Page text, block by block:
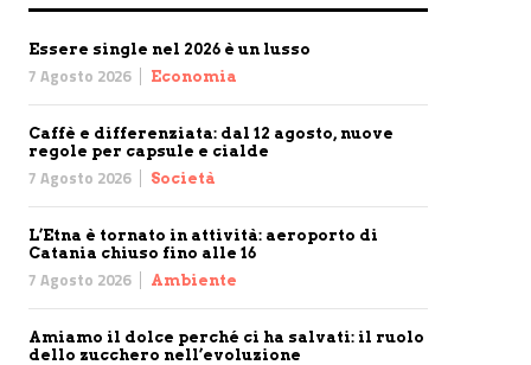
Essere single nel 2026 è un lusso
7 Agosto 2026 Economia
Caffè e differenziata: dal 12 agosto, nuove
regole per capsule e cialde
7 Agosto 2026 Società
L’Etna è tornato in attività: aeroporto di
Catania chiuso fino alle 16
7 Agosto 2026 Ambiente
Amiamo il dolce perché ci ha salvati: il ruolo
dello zucchero nell’evoluzione